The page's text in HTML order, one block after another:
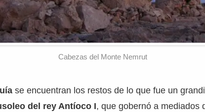
Cabezas del Monte Nemrut
se encuentran los restos de lo que fue un
del rey Antíoco I, que gobernó a mediados